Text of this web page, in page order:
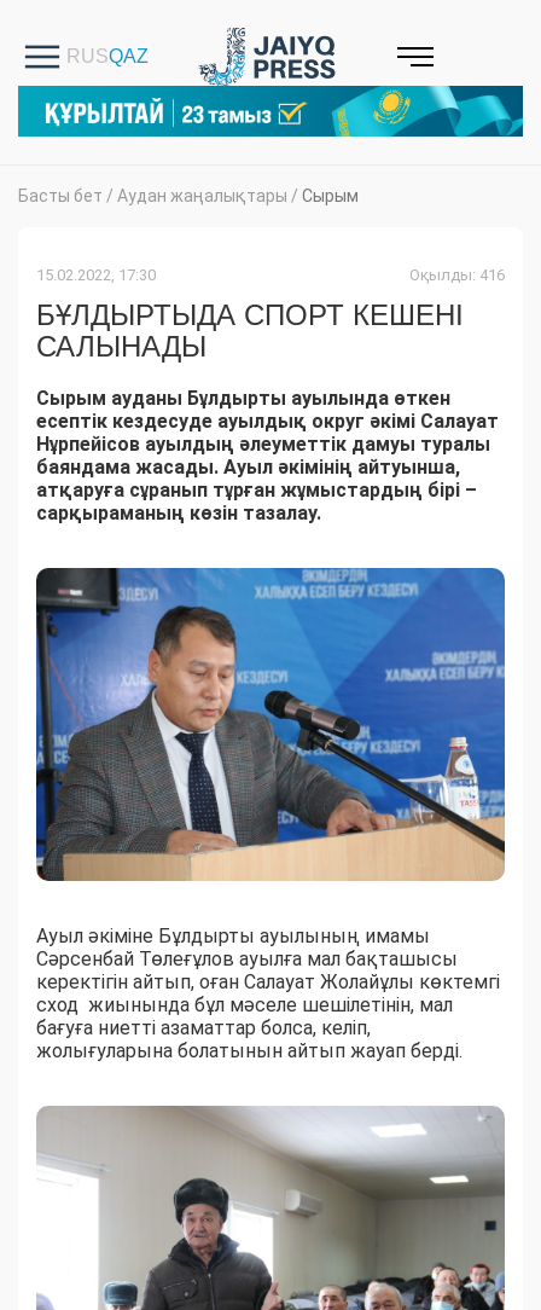
Басты бет / Аудан жаңалықтары / Сырым
15.02.2022, 17:30 Оқылды: 416
БҰЛДЫРТЫДА СПОРТ КЕШЕНІ
САЛЫНАДЫ
Сырым ауданы Бұлдырты ауылында өткен
есептік кездесуде ауылдық округ әкімі Салауат
Нұрпейісов ауылдың әлеуметтік дамуы туралы
баяндама жасады. Ауыл әкімінің айтуынша,
атқаруға сұранып тұрған жұмыстардың бірі –
сарқыраманың көзін тазалау.
Ауыл әкіміне Бұлдырты ауылының имамы
Сәрсенбай Төлеғұлов ауылға мал бақташысы
керектігін айтып, оған Салауат Жолайұлы көктемгі
сход жиынында бұл мәселе шешілетінін, мал
бағуға ниетті азаматтар болса, келіп,
жолығуларына болатынын айтып жауап берді.